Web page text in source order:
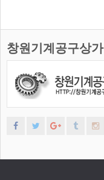
창원기계공구상가